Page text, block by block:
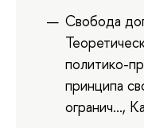
Свобода
политико-
принципа
огранич...,